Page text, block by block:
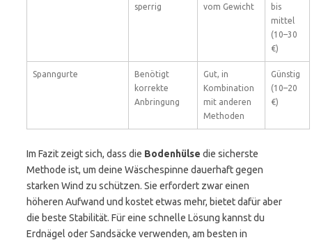
sperrig
vom Gewicht
bis
mittel
(10–30
€)
Spanngurte
Benötigt
korrekte
Anbringung
Gut, in
Kombination
mit anderen
Methoden
Günstig
(10–20
€)
Im Fazit zeigt sich, dass die Bodenhülse die sicherste
Methode ist, um deine Wäschespinne dauerhaft gegen
starken Wind zu schützen. Sie erfordert zwar einen
höheren Aufwand und kostet etwas mehr, bietet dafür aber
die beste Stabilität. Für eine schnelle Lösung kannst du
Erdnägel oder Sandsäcke verwenden, am besten in